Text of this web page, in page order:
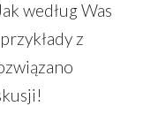
według Was
z